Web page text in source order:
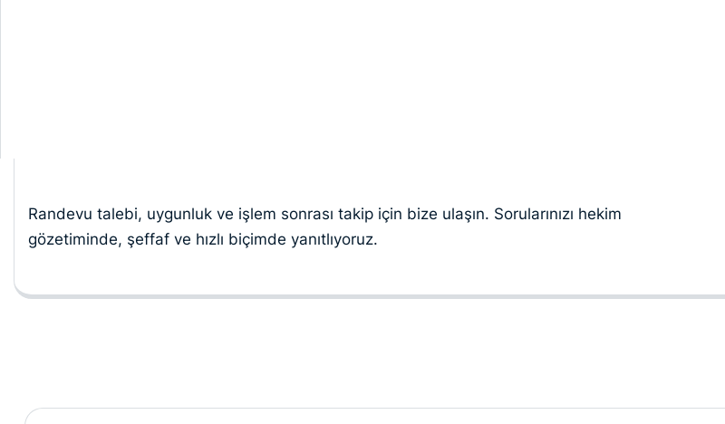
Randevu talebi, uygunluk ve işlem sonrası takip için bize ulaşın. Sorularınızı hekim
gözetiminde, şeffaf ve hızlı biçimde yanıtlıyoruz.